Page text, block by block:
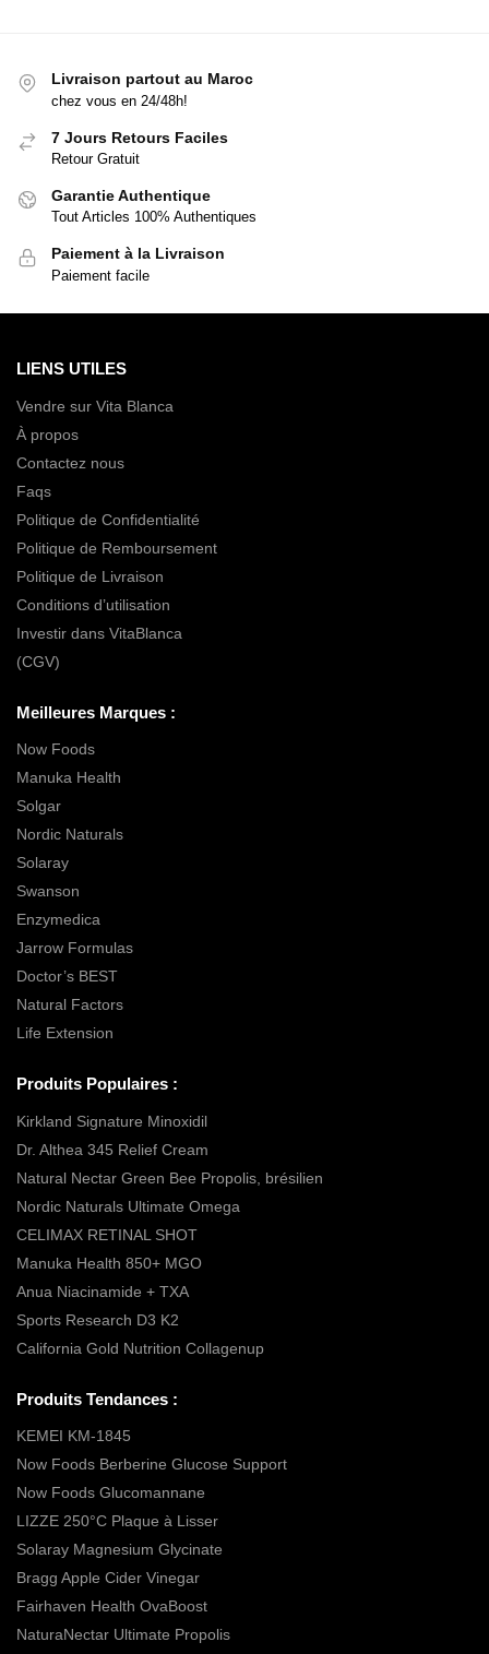
Livraison partout au Maroc
chez vous en 24/48h!
7 Jours Retours Faciles
Retour Gratuit
Garantie Authentique
Tout Articles 100% Authentiques
Paiement à la Livraison
Paiement facile
LIENS UTILES
Vendre sur Vita Blanca
À propos
Contactez nous
Faqs
Politique de Confidentialité
Politique de Remboursement
Politique de Livraison
Conditions d’utilisation
Investir dans VitaBlanca
(CGV)
Meilleures Marques :
Now Foods
Manuka Health
Solgar
Nordic Naturals
Solaray
Swanson
Enzymedica
Jarrow Formulas
Doctor’s BEST
Natural Factors
Life Extension
Produits Populaires :
Kirkland Signature Minoxidil
Dr. Althea 345 Relief Cream
Natural Nectar Green Bee Propolis, brésilien
Nordic Naturals Ultimate Omega
CELIMAX RETINAL SHOT
Manuka Health 850+ MGO
Anua Niacinamide + TXA
Sports Research D3 K2
California Gold Nutrition Collagenup
Produits Tendances :
KEMEI KM-1845
Now Foods Berberine Glucose Support
Now Foods Glucomannane
LIZZE 250°C Plaque à Lisser
Solaray Magnesium Glycinate
Bragg Apple Cider Vinegar
Fairhaven Health OvaBoost
NaturaNectar Ultimate Propolis